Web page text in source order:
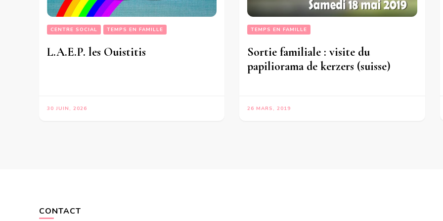
CENTRE SOCIAL TEMPS EN FAMILLE
L.A.E.P. les Ouistitis
30 JUIN, 2026
TEMPS EN FAMILLE
Sortie familiale : visite du
papiliorama de kerzers (suisse)
26 MARS, 2019
CONTACT